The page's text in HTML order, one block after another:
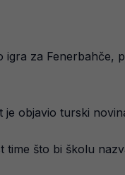
za
je objavio turski
što bi školu